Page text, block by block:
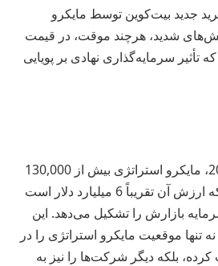
جدید بیت‌کوین توسط مایکرو
شدید، هرچند موقت، در قیمت
تأثیر سرمایه‌گذاری نهادی بر پویایی
تا سه‌ماهه اول سال 2025، مایکرو استراتژی بیش از 130,000
بیت‌کوین در اختیار دارد که ارزش آن تقریباً 6 میلیارد دلار است
بازارش را تشکیل می‌دهد. این
تنها موقعیت مایکرو استراتژی را در
بلکه دیگر شرکت‌ها را نیز به